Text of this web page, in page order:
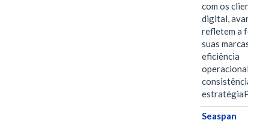
com os clientes
digital, avanços
refletem a força
suas marcas, a
eficiência
operacional e a
consistência de
Seaspan